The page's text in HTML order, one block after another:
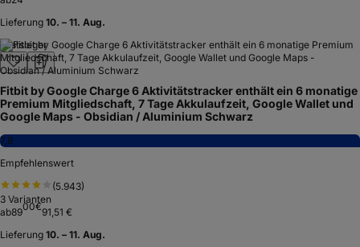
Lieferung 10. – 11. Aug.
Testsieger
Fitbit by Google Charge 6 Aktivitätstracker enthält ein 6 monatige
Premium Mitgliedschaft, 7 Tage Akkulaufzeit, Google Wallet und
Google Maps - Obsidian / Aluminium Schwarz
7,8
Empfehlenswert
(5.943)
3 Varianten
ab8900€91,51 €
Lieferung 10. – 11. Aug.